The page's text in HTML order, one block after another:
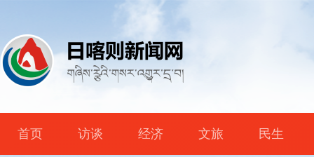
首页 访谈 经济 文旅 民生